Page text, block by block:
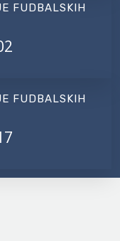
FUDBALSKIH
FUDBALSKIH